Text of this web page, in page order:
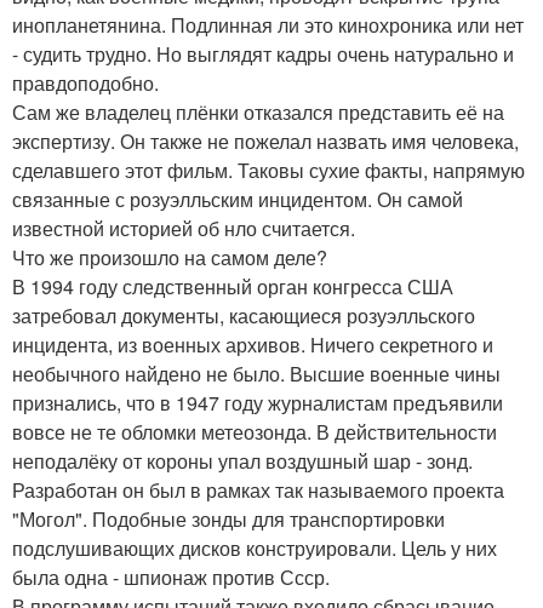
инопланетянина. Подлинная ли это кинохроника или нет
- судить трудно. Но выглядят кадры очень натурально и
правдоподобно.
Сам же владелец плёнки отказался представить её на
экспертизу. Он также не пожелал назвать имя человека,
сделавшего этот фильм. Таковы сухие факты, напрямую
связанные с розуэлльским инцидентом. Он самой
известной историей об нло считается.
Что же произошло на самом деле?
В 1994 году следственный орган конгресса США
затребовал документы, касающиеся розуэлльского
инцидента, из военных архивов. Ничего секретного и
необычного найдено не было. Высшие военные чины
признались, что в 1947 году журналистам предъявили
вовсе не те обломки метеозонда. В действительности
неподалёку от короны упал воздушный шар - зонд.
Разработан он был в рамках так называемого проекта
"Могол". Подобные зонды для транспортировки
подслушивающих дисков конструировали. Цель у них
была одна - шпионаж против Ссср.